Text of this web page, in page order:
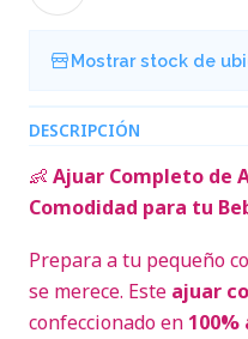
Mostrar stock de
DESCRIPCIÓN
👶 Ajuar Completo de
Comodidad para tu
Prepara a tu pequeño
se merece. Este ajuar
confeccionado en 100%